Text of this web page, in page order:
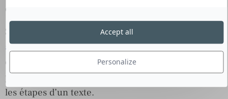
de l’information de façon simple et visuelle.
Selon une étude du
Educational Communication
and Technology Journal, l’utilisation d’illustrations
combinées à du texte serait bien plus efficace,
pour comprendre des instructions, que de suivre
les étapes d’un texte.
Personalize
Accept all